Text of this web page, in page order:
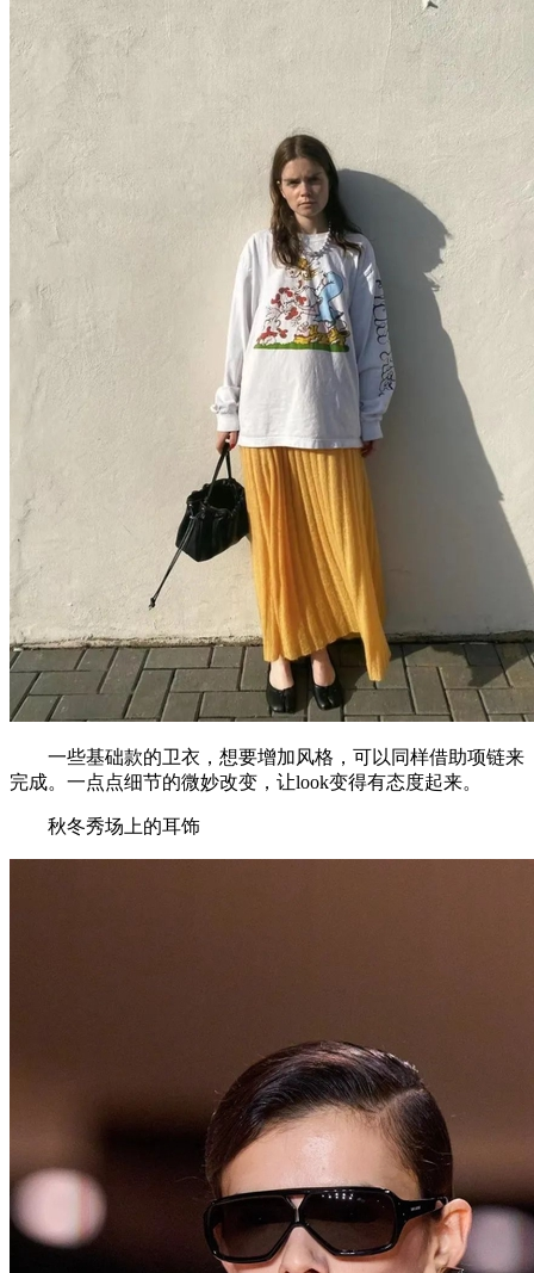
一些基础款的卫衣，想要增加风格，可以同样借助项链来
完成。一点点细节的微妙改变，让look变得有态度起来。
秋冬秀场上的耳饰